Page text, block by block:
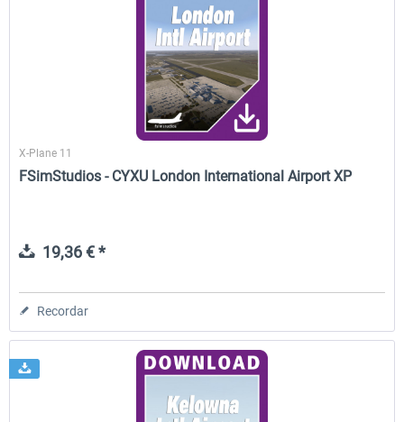
X-Plane 11
FSimStudios - CYXU London International Airport XP
19,36 € *
Recordar